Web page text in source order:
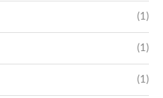
(1)
(1)
(1)